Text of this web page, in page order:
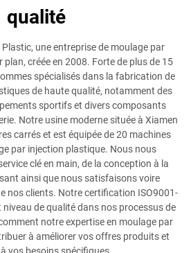
qualité
une entreprise de moulage par
plan, créée en 2008. Forte de plus de 15
spécialisés dans la fabrication de
de haute qualité, notamment des
sportifs et divers composants
Notre usine moderne située à Xiamen
carrés et est équipée de 20 machines
par injection plastique. Nous nous
clé en main, de la conception à la
ainsi que nous satisfaisons voire
nos clients. Notre certification ISO9001-
de qualité dans nos processus de
notre expertise en moulage par
à améliorer vos offres produits et